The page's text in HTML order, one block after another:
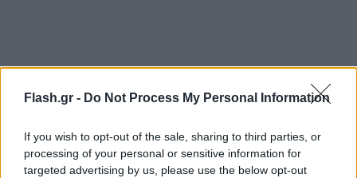
Flash.gr - Do Not Process My Personal Information
If you wish to opt-out of the sale, sharing to third parties, or
processing of your personal or sensitive information for
targeted advertising by us, please use the below opt-out